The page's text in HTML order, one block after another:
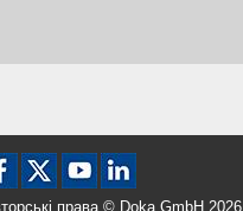
права © Doka GmbH 2026